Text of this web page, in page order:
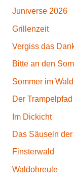
Juniverse 2026
Grillenzeit
Vergiss das
Bitte an den
Sommer im Wald
Der Trampelpfad
Im Dickicht
Das Säuseln
Finsterwald
Waldohreule